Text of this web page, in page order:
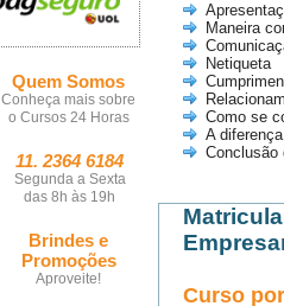
Quem Somos
Conheça mais sobre
o Cursos 24 Horas
11. 2364 6184
Segunda a Sexta
das 8h às 19h
Brindes e
Promoções
Aproveite!
Maneira
Netiqueta
Como se
A
Conclusão
Curso